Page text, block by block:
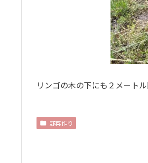
リンゴの木の下にも２メート
野菜作り